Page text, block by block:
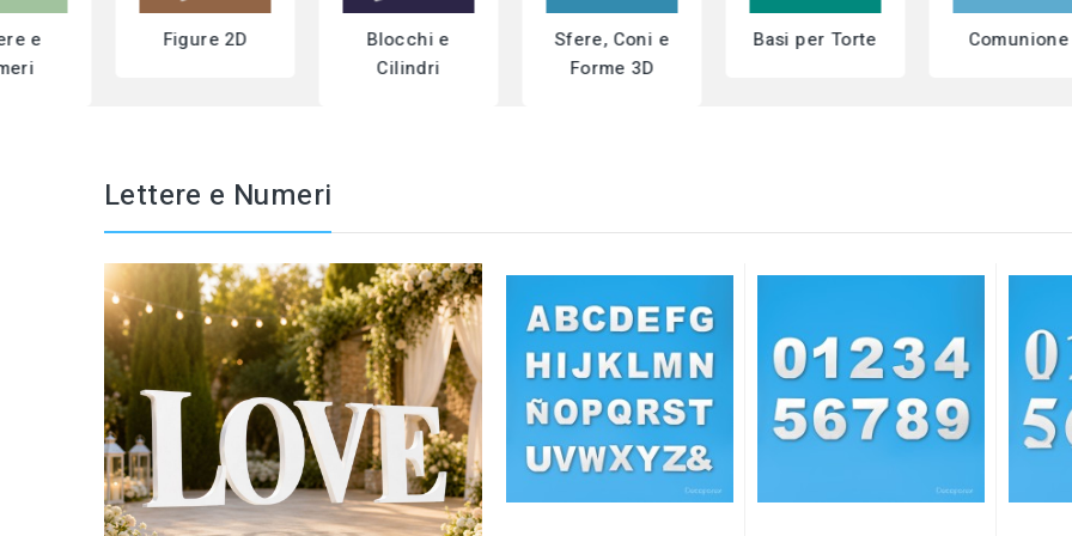
e
Figure 2D
Blocchi e
Cilindri
Sfere, Coni e
Forme 3D
Basi per Torte Comunione
Lettere e Numeri